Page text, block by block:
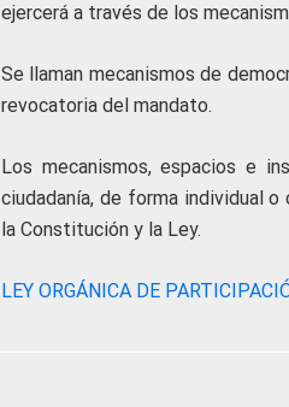
ejercerá a través de los
Se llaman mecanismos de
revocatoria del mandato.
Los mecanismos, espacios e
ciudadanía, de forma individual
la Constitución y la Ley.
LEY ORGÁNICA DE